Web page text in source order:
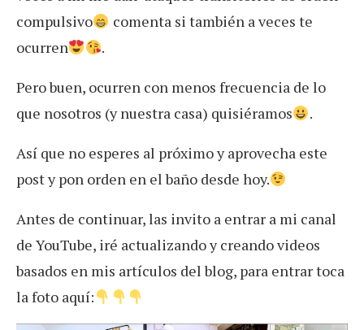
compulsivo
comenta si también a veces te
ocurren
.
Pero buen, ocurren con menos frecuencia de lo
que nosotros (y nuestra casa) quisiéramos
.
Así que no esperes al próximo y aprovecha este
post y pon orden en el baño desde hoy.
Antes de continuar, las invito a entrar a mi canal
de YouTube, iré actualizando y creando videos
basados en mis artículos del blog, para entrar toca
la foto aquí: